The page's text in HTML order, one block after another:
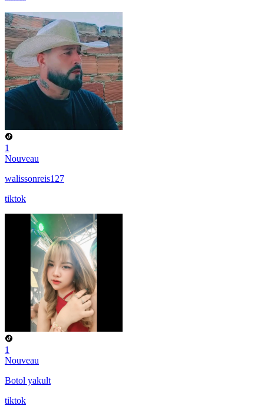
1
Nouveau
walissonreis127
tiktok
1
Nouveau
Botol yakult
tiktok